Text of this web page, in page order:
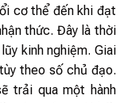
cơ thể đến khi đạt
thức. Đây là thời
kinh nghiệm. Giai
theo số chủ đạo.
trải qua một hành